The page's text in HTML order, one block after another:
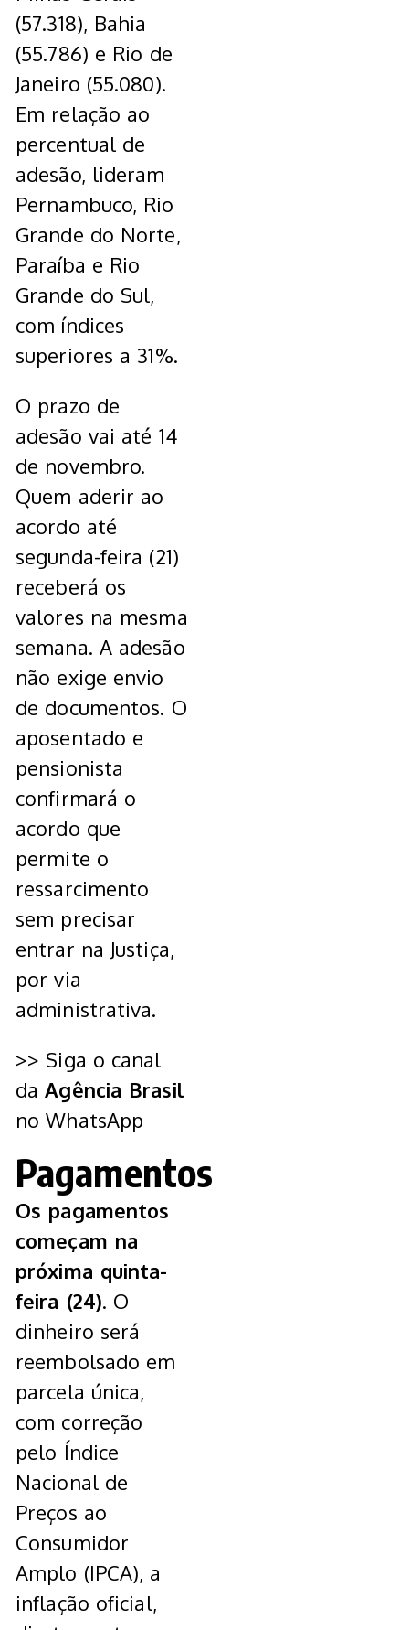
(57.318), Bahia
(55.786) e Rio de
Janeiro (55.080).
Em relação ao
percentual de
adesão, lideram
Pernambuco, Rio
Grande do Norte,
Paraíba e Rio
Grande do Sul,
com índices
superiores a 31%.
O prazo de
adesão vai até 14
de novembro.
Quem aderir ao
acordo até
segunda-feira (21)
receberá os
valores na mesma
semana. A adesão
não exige envio
de documentos. O
aposentado e
pensionista
confirmará o
acordo que
permite o
ressarcimento
sem precisar
entrar na Justiça,
por via
administrativa.
>> Siga o canal
daAgência Brasil
no WhatsApp
Pagamentos
Os pagamentos
começam na
próxima quinta-
feira (24). O
dinheiro será
reembolsado em
parcela única,
com correção
pelo Índice
Nacional de
Preços ao
Consumidor
Amplo (IPCA), a
inflação oficial,